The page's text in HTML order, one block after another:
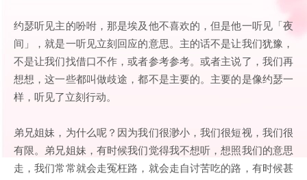
约瑟听见主的吩咐，那是埃及他不喜欢的，但是他一听见「夜
间」，就是一听见立刻回应的意思。主的话不是让我们犹豫，
不是让我们找借口不作，或者参考参考。或者主说了，我们再
想想，这一些都叫做歧途，都不是主要的。主要的是像约瑟一
样，听见了立刻行动。
弟兄姐妹，为什么呢？因为我们很渺小，我们很短视，我们很
有限。弟兄姐妹，有时候我们觉得我不想听，想照我们的意思
走，我们常常就会走冤枉路，就会走自讨苦吃的路，有时候甚